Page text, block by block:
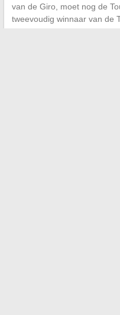
van de Giro, moet nog de
tweevoudig winnaar van de